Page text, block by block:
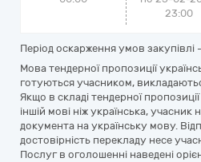
23:00
Період оскарження умов закупівлі
Мова тендерної пропозиції
готуються учасником,
Якщо в складі тендерної
іншій мові ніж українська, учасник
документа на українську мову.
достовірність перекладу несе
Послуг в оголошенні наведені